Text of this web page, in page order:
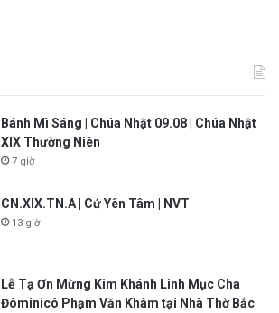
Bánh Mì Sáng | Chúa Nhật 09.08 | Chúa Nhật
XIX Thường Niên
7 giờ
CN.XIX.TN.A | Cứ Yên Tâm | NVT
13 giờ
Lễ Tạ Ơn Mừng Kim Khánh Linh Mục Cha
Đôminicô Phạm Văn Khâm tại Nhà Thờ Bắc